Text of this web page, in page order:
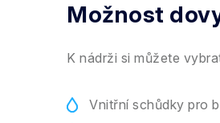
Možnost
K nádrži si můžete
Vnitřní schůdky pro